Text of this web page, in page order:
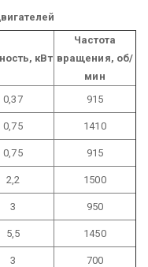
кВт
Частота
вращения, об/
мин
0,37 915
0,75 1410
0,75 915
2,2 1500
3 950
5,5 1450
3 700